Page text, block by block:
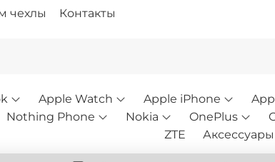
чехлы Контакты
Apple Watch Apple iPhone
Nothing Phone Nokia OnePlus
ZTE
Аксессуары